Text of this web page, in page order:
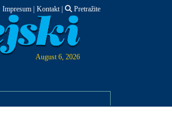
Impresum Kontakt| Pretražite
August 6, 2026